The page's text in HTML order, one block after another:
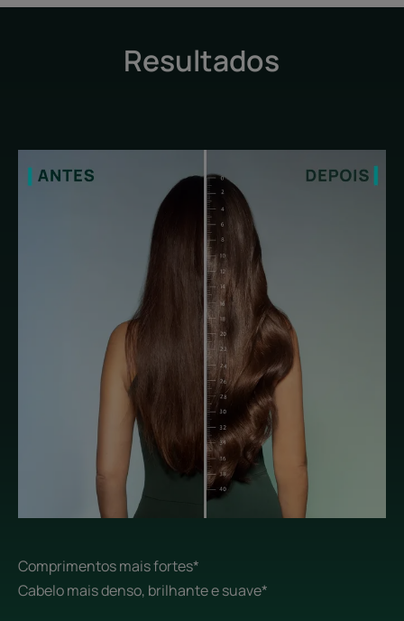
Resultados
Comprimentos mais fortes*
Cabelo mais denso, brilhante e suave*